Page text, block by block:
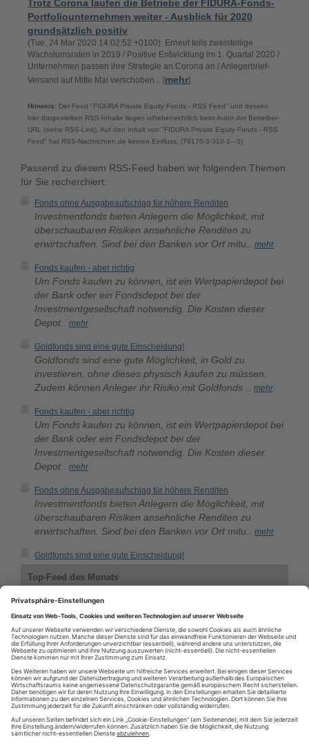
Trotz Corona laufen die Betriebe der FIDURA-Fonds-
Portfoliounternehmen weiter - Ausblick für 2020
grundsätzlich positiv
(Tue, 24 Mar 2020 14:02:52 +0100) Erneut teils zweistellige
Wachstumsraten in 2019 / Positive Entwicklung im 1. Quartal 2020 /
Unternehmen passen ihre Strategie an Corona an / Anlegerbrief-
Versand auf Mitte Mai verschoben... [mehr]
Hinweis: Der Feed "FIDURA Private Equity Fonds - RSS Feed" und dessen
hier dargestellten RSS-Inhalte liegen urheberrechtlich beim Autor der Betreiber-
URL (siehe RSS-Link). Auf den Inhalt von "FIDURA Private Equity Fonds - RSS
Feed" hat RSS-Nachrichten.de keinen Einfluss. (79170-3-310-1---5)
Passend zu diesem RSS-Feed haben wir folgenden Themen
für Sie recherchiert:
Fonds ohne Ausgabeaufschlag für höhere Renditen
Investmentfonds bieten Anlegern die Möglichkeit, mit
überschaubaren Risiken ansehnliche Renditen zu
erwirtschaften. Sind bei den Banken vor Ort mitu.. mehr
Fonds kaufen - aber richtig
Um Fonds kaufen zu können, ist ein Wertpapierdepot bei
der Bank oder ein Fondsdepot bei der
Investmentgesellschaft notwendig. Die Kosten dieser
Depot.. mehr
Goldfonds sind eine gute Einscheidung!
Goldfonds sind eine gute Möglichkeit, in Gold zu
investieren, ohne dieses physisch kaufen zu müssen.
Zudem können Anleger ihr Risiko mit Goldfonds .. mehr
Fonds kaufen - aber richtig
Um Fonds kaufen zu können, ist ein Wertpapierdepot bei
der Bank oder ein Fondsdepot bei der
Investmentgesellschaft notwendig. Die Kosten dieser
Depot.. mehr
Fonds ohne Ausgabeaufschlag für höhere Renditen
Investmentfonds bieten Anlegern die Möglichkeit, mit
überschaubaren Risiken ansehnliche Renditen zu
erwirtschaften. Sind bei den Banken vor Ort mitu.. mehr
Goldfonds sind eine gute Einscheidung!
Top-Feed des Monats
Top-Feeds des Monats aus der Kategorie: Finanzen & Wirtschaft >
Fonds
Bilanz-Blog.de
Hedgeweb.net - Hedge Funds | Alternative Investments | Database
FIDURA Private Equity Fonds - RSS Feed